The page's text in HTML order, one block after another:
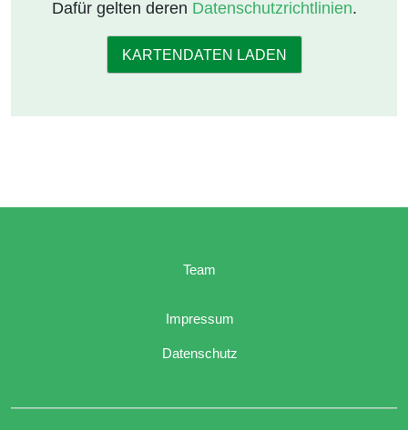
Dafür gelten deren Datenschutzrichtlinien.
KARTENDATEN LADEN
Team
Impressum
Datenschutz